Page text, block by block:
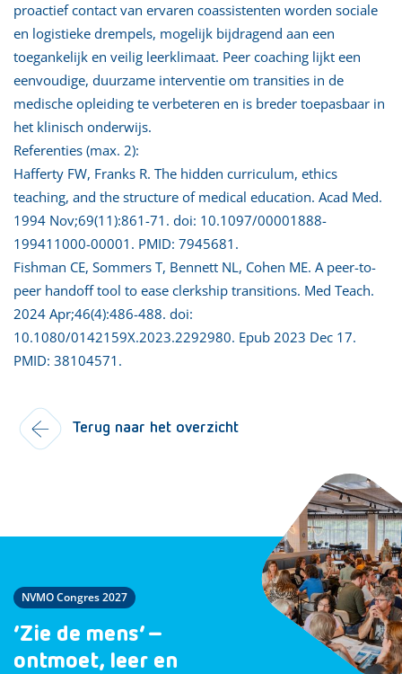
proactief contact van ervaren coassistenten worden sociale
en logistieke drempels, mogelijk bijdragend aan een
toegankelijk en veilig leerklimaat. Peer coaching lijkt een
eenvoudige, duurzame interventie om transities in de
medische opleiding te verbeteren en is breder toepasbaar in
het klinisch onderwijs.
Referenties (max. 2):
Hafferty FW, Franks R. The hidden curriculum, ethics
teaching, and the structure of medical education. Acad Med.
1994 Nov;69(11):861-71. doi: 10.1097/00001888-
199411000-00001. PMID: 7945681.
Fishman CE, Sommers T, Bennett NL, Cohen ME. A peer-to-
peer handoff tool to ease clerkship transitions. Med Teach.
2024 Apr;46(4):486-488. doi:
10.1080/0142159X.2023.2292980. Epub 2023 Dec 17.
PMID: 38104571.
Terug naar het overzicht
NVMO Congres 2027
‘Zie de mens’ –
ontmoet, leer en